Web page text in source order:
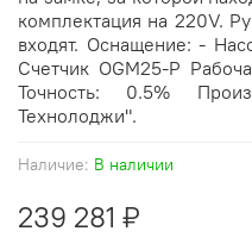
Наличие: В наличии
239 281 ₽
комплектация на 220V.
входят. Оснащение: -
Счетчик OGM25-P
Точность: 0.5%
Технолоджи".